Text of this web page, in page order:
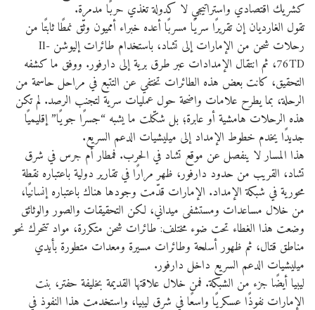
كشريك اقتصادي واستراتيجي لا كدولة تغذي حربًا مدمرة.
تقول الغارديان إن تقريرًا سريًا مسربًا أعده خبراء أمميون وثّق نمطًا ثابتًا من
رحلات شحن من الإمارات إلى تشاد، باستخدام طائرات إليوشن Il-
76TD، ثم انتقال الإمدادات عبر طرق برية إلى دارفور. ووفق ما كشفه
التحقيق، كانت بعض هذه الطائرات تختفي عن التتبع في مراحل حاسمة من
الرحلة، بما يطرح علامات واضحة حول عمليات سرية لتجنب الرصد. لم تكن
هذه الرحلات هامشية أو عابرة؛ بل شكّلت ما يشبه “جسرًا جويًا” إقليميًا
جديدًا يخدم خطوط الإمداد إلى ميليشيات الدعم السريع.
هذا المسار لا ينفصل عن موقع تشاد في الحرب. فمطار أم جرس في شرق
تشاد، القريب من حدود دارفور، ظهر مرارًا في تقارير دولية باعتباره نقطة
محورية في شبكة الإمداد. الإمارات قدّمت وجودها هناك باعتباره إنسانيًا،
من خلال مساعدات ومستشفى ميداني، لكن التحقيقات والصور والوثائق
وضعت هذا الغطاء تحت ضوء مختلف: طائرات شحن متكررة، مواد تتحرك نحو
مناطق قتال، ثم ظهور أسلحة وطائرات مسيرة ومعدات متطورة بأيدي
ميليشيات الدعم السريع داخل دارفور.
ليبيا أيضًا جزء من الشبكة. فمن خلال علاقتها القديمة بخليفة حفتر، بنت
الإمارات نفوذًا عسكريًا واسعًا في شرق ليبيا، واستخدمت هذا النفوذ في